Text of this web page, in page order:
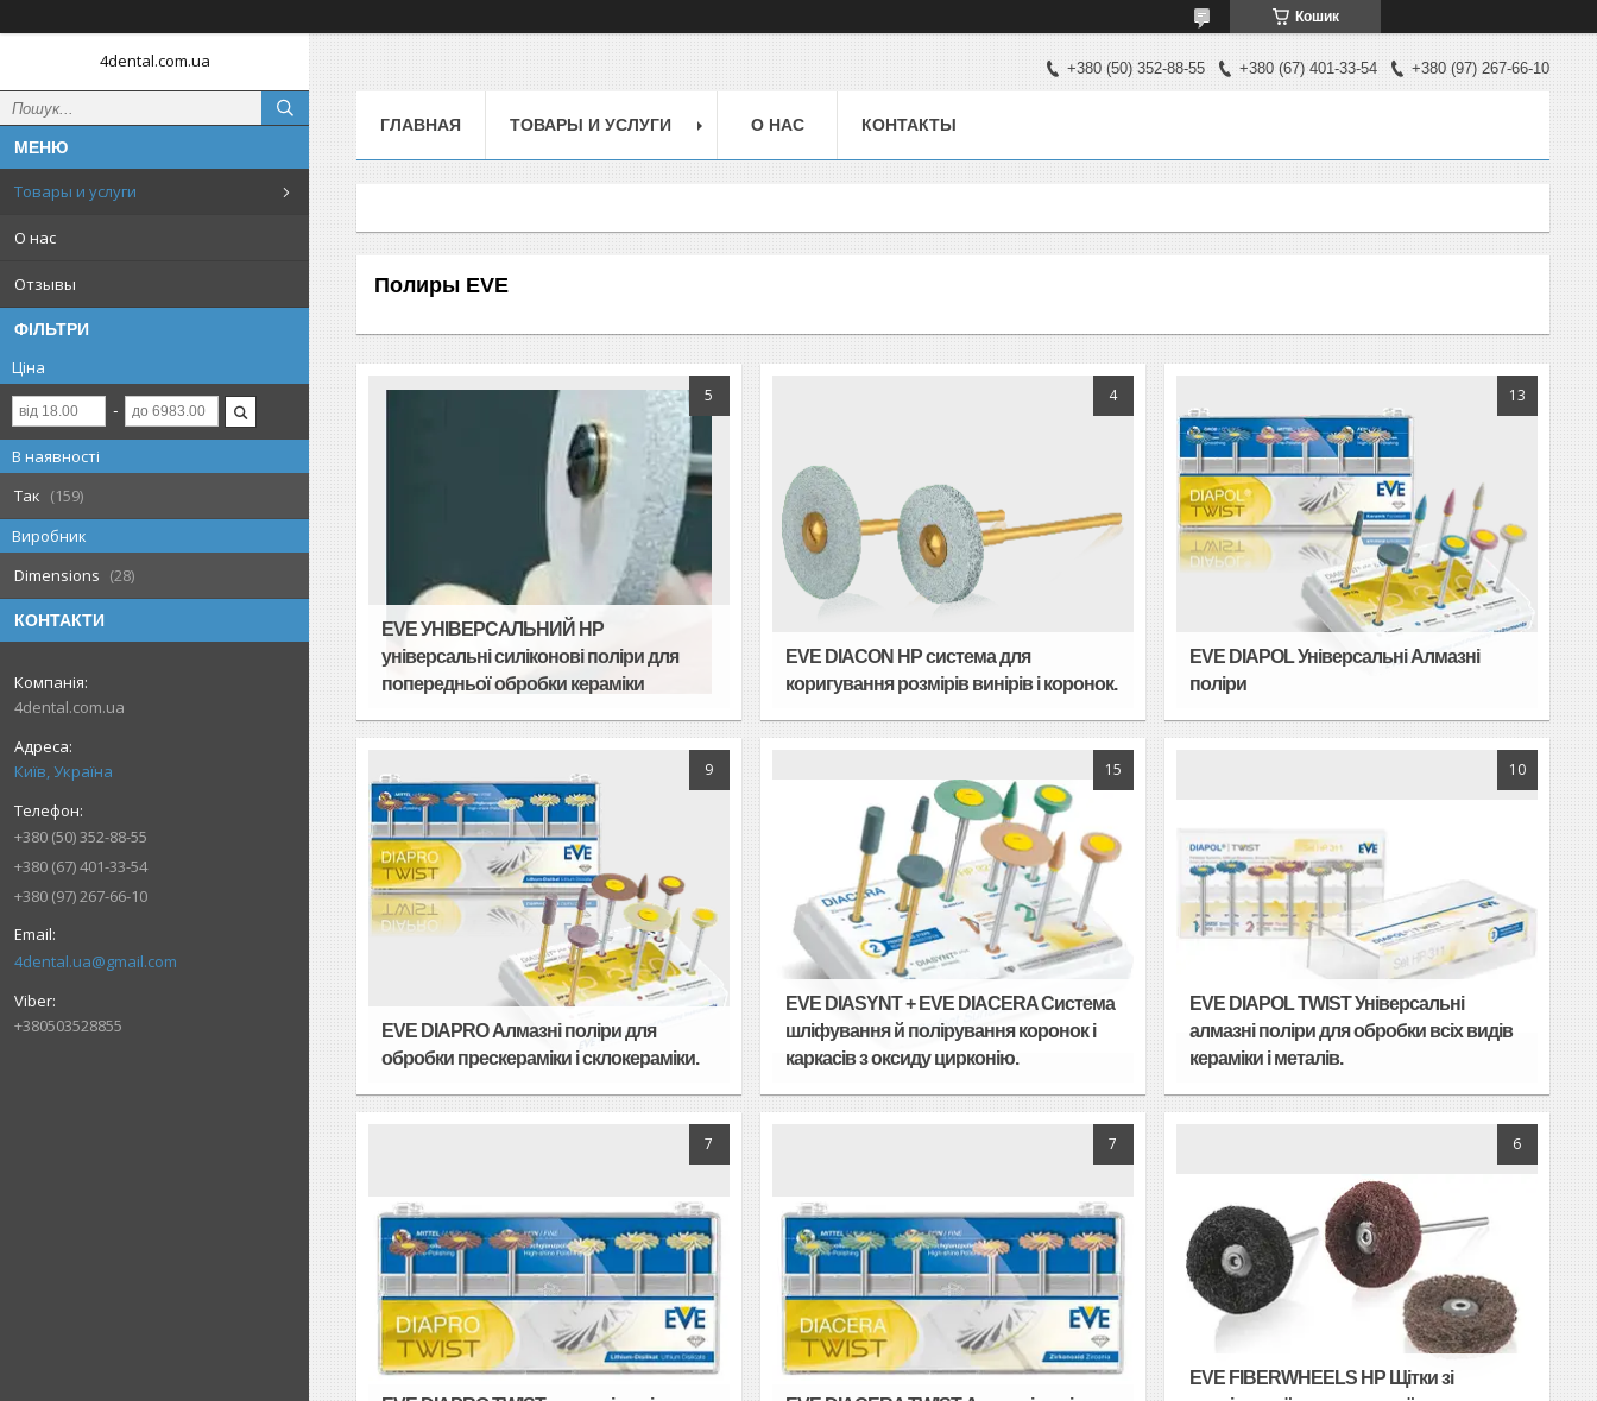
Кошик
4dental.com.ua
Товары и услуги
О нас
Отзывы
ФІЛЬТРИ
Ціна
В наявності
Так
159
Виробник
Dimensions
28
КОНТАКТИ
4dental.com.ua
Київ, Україна
+380 (50) 352-88-55
+380 (67) 401-33-54
+380 (97) 267-66-10
4dental.ua@gmail.com
+380503528855
+380 (50) 352-88-55 +380 (67) 401-33-54 +380 (97) 267-66-10
ГЛАВНАЯ ТОВАРЫ И УСЛУГИ О НАС КОНТАКТЫ
Полиры EVE
5
EVE УНІВЕРСАЛЬНИЙ HP
універсальні силіконові поліри для
попередньої обробки кераміки
4
EVE DIACON HP система для
коригування розмірів винірів і коронок.
13
EVE DIAPOL Універсальні Алмазні
поліри
9
EVE DIAPRO Алмазні поліри для
обробки прескераміки і склокераміки.
15
EVE DIASYNT + EVE DIACERA Система
шліфування й полірування коронок і
каркасів з оксиду цирконію.
10
EVE DIAPOL TWIST Універсальні
алмазні поліри для обробки всіх видів
кераміки і металів.
7 7 6
EVE FIBERWHEELS HP Щітки зі